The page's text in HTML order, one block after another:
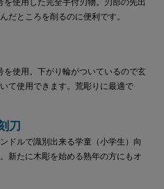
を使用した完全手付刃物。刃部の先出
だところを削るのに便利です。
を使用。下がり輪がついているので玄
て使用できます。荒彫りに最適で
刀
ドルで識別出来る学童（小学生）向
新たに木彫を始める熟年の方にもオ